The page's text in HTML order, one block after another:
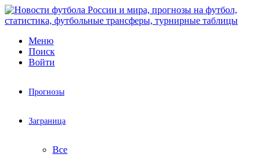
Меню
Поиск
Войти
Прогнозы
Заграница
Все